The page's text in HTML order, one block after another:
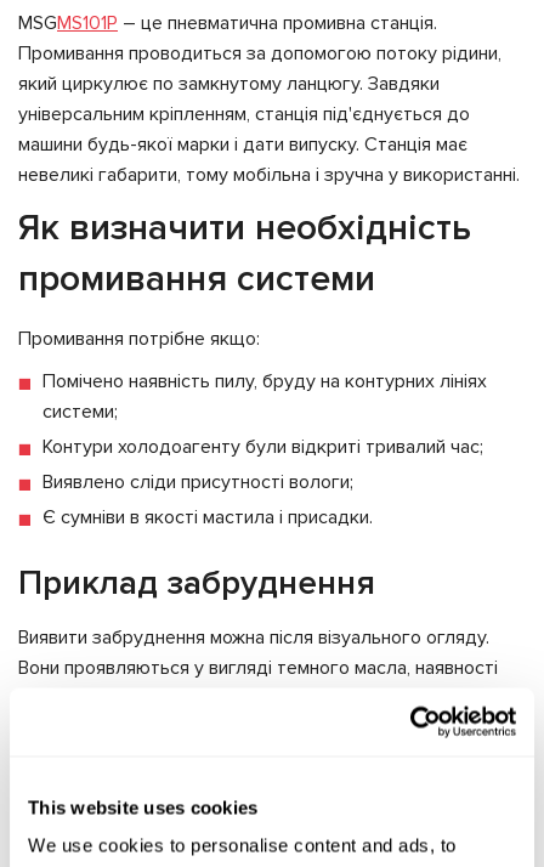
This website uses cookies
We use cookies to personalise content and ads, to
MSGMS101P – це пневматична промивна станція.
Промивання проводиться за допомогою потоку рідини,
який циркулює по замкнутому ланцюгу. Завдяки
універсальним кріпленням, станція під'єднується до
машини будь-якої марки і дати випуску. Станція має
невеликі габарити, тому мобільна і зручна у використанні.
Як визначити необхідність
промивання системи
Промивання потрібне якщо:
Помічено наявність пилу, бруду на контурних лініях
системи;
Контури холодоагенту були відкриті тривалий час;
Виявлено сліди присутності вологи;
Є сумніви в якості мастила і присадки.
Приклад забруднення
Виявити забруднення можна після візуального огляду.
Вони проявляються у вигляді темного масла, наявності
чужорідні тіла та їхні частинки є свідченням забруднення.
кілець у компресора. Їх ранній знос веде до того, що
мастило починає темніти.